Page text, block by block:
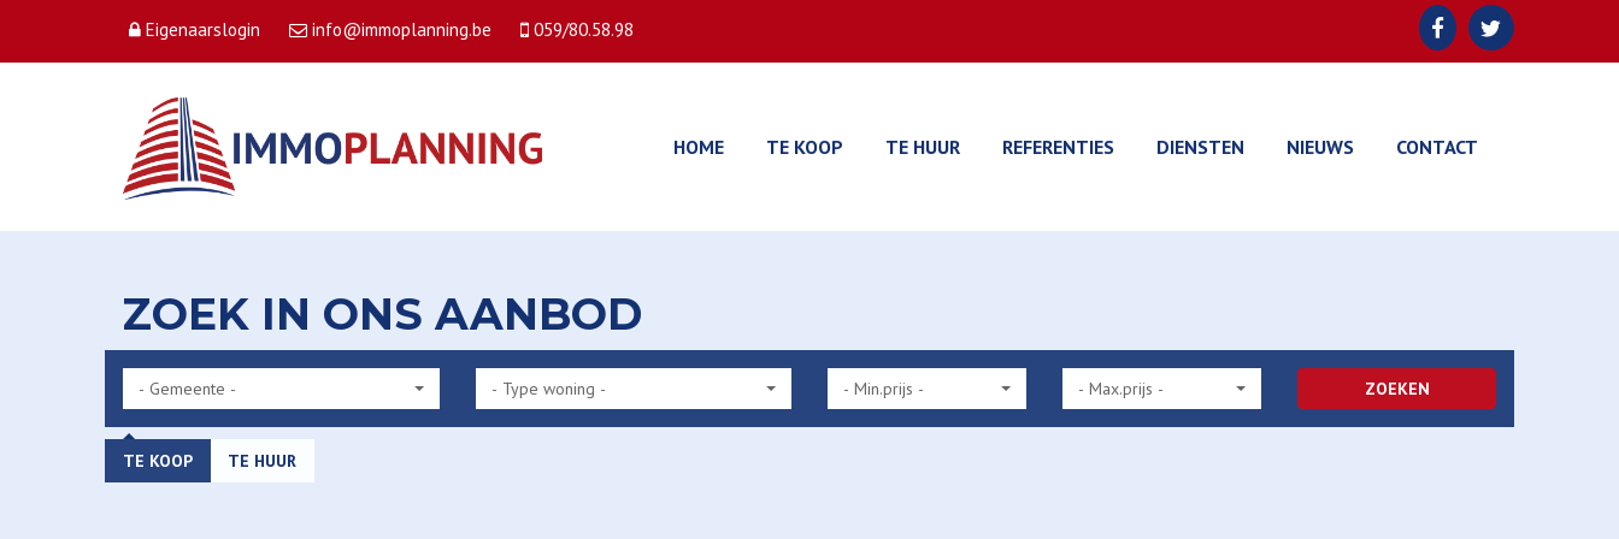
Eigenaarslogin info@immoplanning.be 059/80.58.98
HOME TE KOOP TE HUUR REFERENTIES DIENSTEN NIEUWS CONTACT
ZOEK IN ONS AANBOD
- Gemeente - - Type woning - - Min.prijs - - Max.prijs - ZOEKEN
TE KOOP TE HUUR